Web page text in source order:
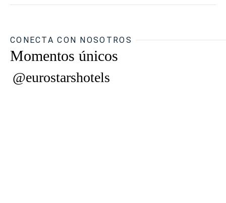
CONECTA CON NOSOTROS
Momentos únicos
@eurostarshotels